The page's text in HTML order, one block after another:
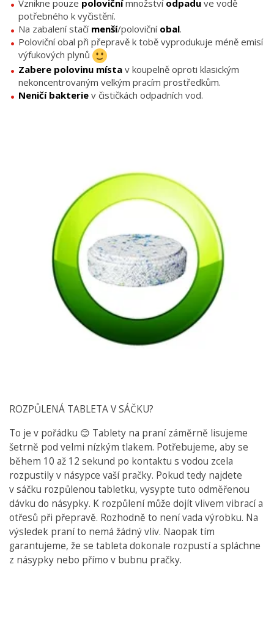
Vznikne pouze polovičnímnožství odpadu ve vodě
potřebného k vyčistění.
Na zabalení stačí menší/poloviční obal.
Poloviční obal při přepravě k tobě vyprodukuje méně emisí
výfukových plynů
Zabere polovinu místa v koupelně oproti klasickým
nekoncentrovaným velkým pracím prostředkům.
Neničí bakterie v čističkách odpadních vod.
ROZPŮLENÁ TABLETA V SÁČKU?
To je v pořádku 😊 Tablety na praní záměrně lisujeme
šetrně pod velmi nízkým tlakem. Potřebujeme, aby se
během 10 až 12 sekund po kontaktu s vodou zcela
rozpustily v násypce vaší pračky. Pokud tedy najdete
v sáčku rozpůlenou tabletku, vysypte tuto odměřenou
dávku do násypky. K rozpůlení může dojít vlivem vibrací a
otřesů při přepravě. Rozhodně to není vada výrobku. Na
výsledek praní to nemá žádný vliv. Naopak tím
garantujeme, že se tableta dokonale rozpustí a spláchne
z násypky nebo přímo v bubnu pračky.